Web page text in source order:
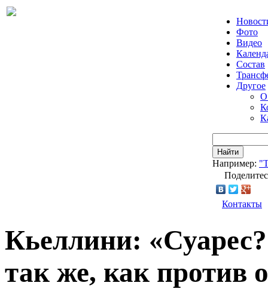
Фото
Видео
Состав
Другое
О
Найти
Например:
Контакты
Кьеллини:
так же, как против